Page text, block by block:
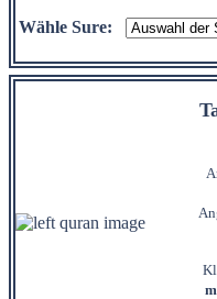
Wähle Sure: